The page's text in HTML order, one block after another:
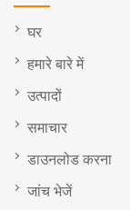
घर
हमारे बारे में
उत्पादों
समाचार
डाउनलोड करना
जांच भेजें